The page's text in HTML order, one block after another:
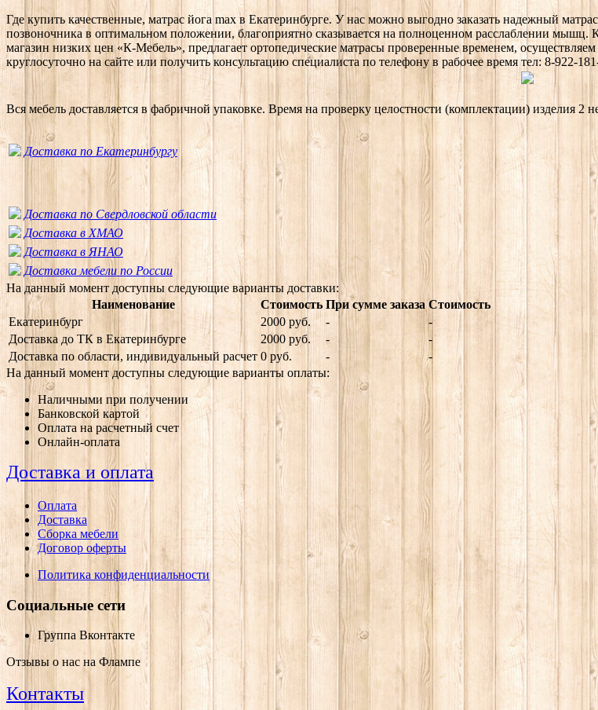
Где купить качественные, матрас йога max в Екатеринбурге. У нас можно выгодно заказать надежный
позвоночника в оптимальном положении, благоприятно сказывается на полноценном расслаблении
магазин низких цен «К-Мебель», предлагает ортопедические матрасы проверенные временем,
круглосуточно на сайте или получить консультацию специалиста по телефону в рабочее время тел: 8-922-
Вся мебель доставляется в фабричной упаковке. Время на проверку целостности (комплектации) изделия 2
Доставка по Екатеринбургу
Доставка по Свердловской области
Доставка в ХМАО
Доставка в ЯНАО
Доставка мебели по России
На данный момент доступны следующие варианты доставки:
Наименование
Стоимость При сумме заказа Стоимость
Екатеринбург
2000 руб. -
-
Доставка до ТК в Екатеринбурге
2000 руб. -
-
Доставка по области, индивидуальный расчет 0 руб. -
-
На данный момент доступны следующие варианты оплаты:
Наличными при получении
Банковской картой
Оплата на расчетный счет
Онлайн-оплата
Доставка и оплата
Оплата
Доставка
Сборка мебели
Договор оферты
Политика конфиденциальности
Социальные сети
Группа Вконтакте
Отзывы о нас на Флампе
Контакты